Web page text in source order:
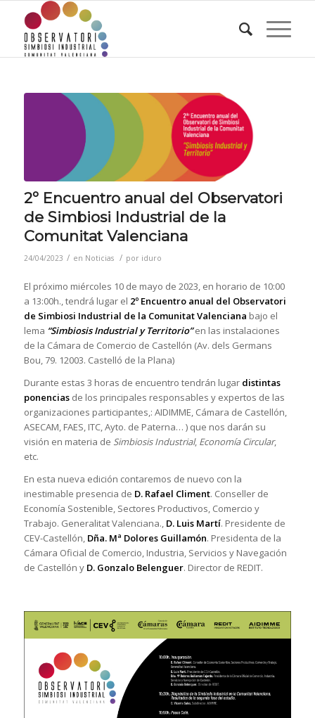
2º Encuentro anual del Observatori
de Simbiosi Industrial de la
Comunitat Valenciana
24/04/2023 / en Noticias / por iduro
El próximo miércoles 10 de mayo de 2023, en horario de 10:00
a 13:00h., tendrá lugar el 2º Encuentro anual del Observatori
de Simbiosi Industrial de la Comunitat Valenciana bajo el
lema “Simbiosis Industrial y Territorio”en las instalaciones
de la Cámara de Comercio de Castellón (Av. dels Germans
Bou, 79. 12003. Castelló de la Plana)
Durante estas 3 horas de encuentro tendrán lugar distintas
ponenciasde los principales responsables y expertos de las
organizaciones participantes,: AIDIMME, Cámara de Castellón,
ASECAM, FAES, ITC, Ayto. de Paterna… ) que nos darán su
visión en materia de Simbiosis Industrial, Economía Circular,
etc.
En esta nueva edición contaremos de nuevo con la
inestimable presencia de D. Rafael Climent. Conseller de
Economía Sostenible, Sectores Productivos, Comercio y
Trabajo. Generalitat Valenciana., D. Luis Martí. Presidente de
CEV-Castellón, Dña. Mª Dolores Guillamón. Presidenta de la
Cámara Oficial de Comercio, Industria, Servicios y Navegación
de Castellón y D. Gonzalo Belenguer. Director de REDIT.